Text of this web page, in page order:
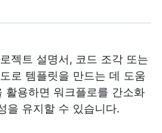
젝트 설명서, 코드 조각 또는
로 템플릿을 만드는 데 도움
활용하면 워크플로를 간소화
을 유지할 수 있습니다.